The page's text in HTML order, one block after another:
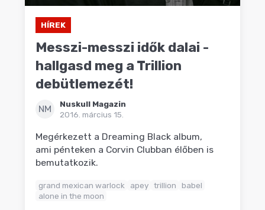
HÍREK
Messzi-messzi idők dalai -
hallgasd meg a Trillion
debütlemezét!
NM
Nuskull Magazin
2016. március 15.
Megérkezett a Dreaming Black album,
ami pénteken a Corvin Clubban élőben is
bemutatkozik.
grand mexican warlock apey trillion
babel
alone in the moon